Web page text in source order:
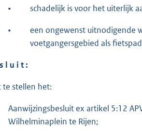
• schadelijk is voor het uiterlijk
•
een ongewenst uitnodigende
voetgangersgebied als
l u i t :
te stellen het:
Aanwijzingsbesluit ex artikel 5:12
Wilhelminaplein te Rijen;